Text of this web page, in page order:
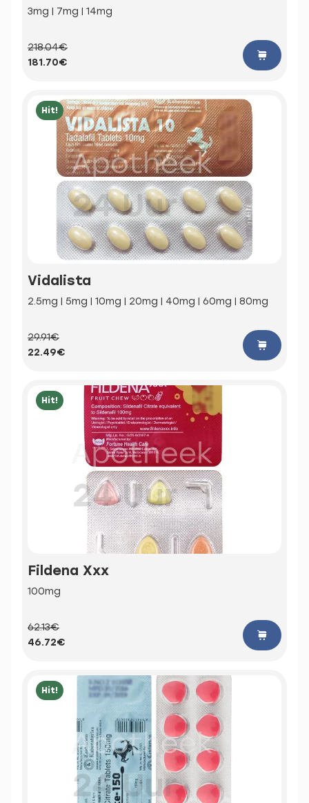
3mg | 7mg | 14mg
218.04€
181.70€
Hit!
Vidalista
2.5mg | 5mg | 10mg | 20mg | 40mg | 60mg | 80mg
29.91€
22.49€
Hit!
Fildena Xxx
100mg
62.13€
46.72€
Hit!